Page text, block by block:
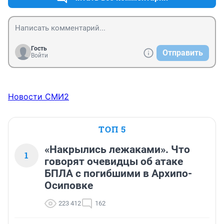
Гость
Войти
Отправить
Новости СМИ2
ТОП 5
1
«Накрылись лежаками». Что
говорят очевидцы об атаке
БПЛА с погибшими в Архипо-
Осиповке
223 412 162